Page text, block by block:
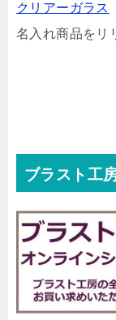
クリアーガラス
名入れ商品をリ
ブラスト工